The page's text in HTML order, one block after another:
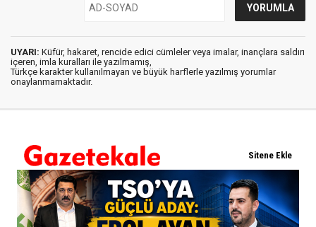
UYARI: Küfür, hakaret, rencide edici cümleler veya imalar, inançlara saldırı
içeren, imla kuralları ile yazılmamış,
Türkçe karakter kullanılmayan ve büyük harflerle yazılmış yorumlar
onaylanmamaktadır.